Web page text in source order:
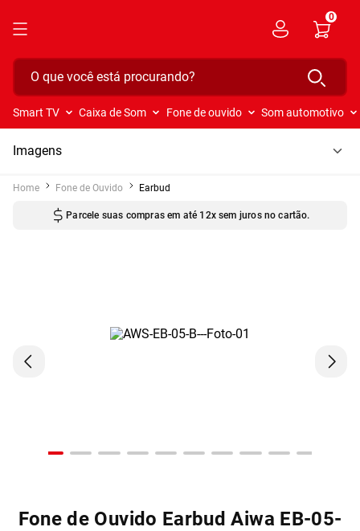
0
O que você está procurando?
Smart TV Caixa de Som Fone de ouvido Som automotivo
Imagens
Fone de Ouvido Earbud
Parcele suas compras em até 12x sem juros no cartão.
Fone de Ouvido Earbud Aiwa EB-05-